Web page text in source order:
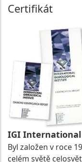
Certifikát
IGI
Byl založen v roce
celém světě